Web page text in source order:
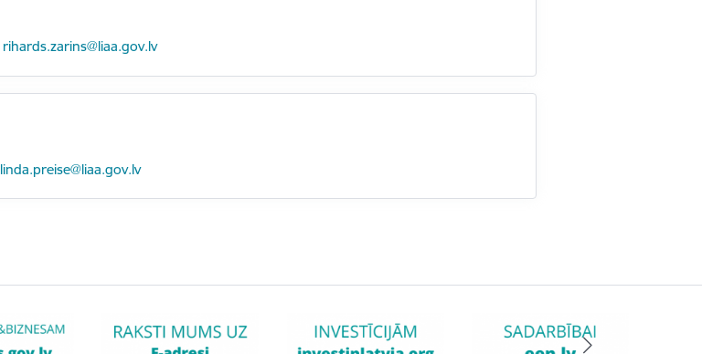
E-pasts:
rihards.zarins@liaa.gov.lv
E-pasts:
linda.preise@liaa.gov.lv